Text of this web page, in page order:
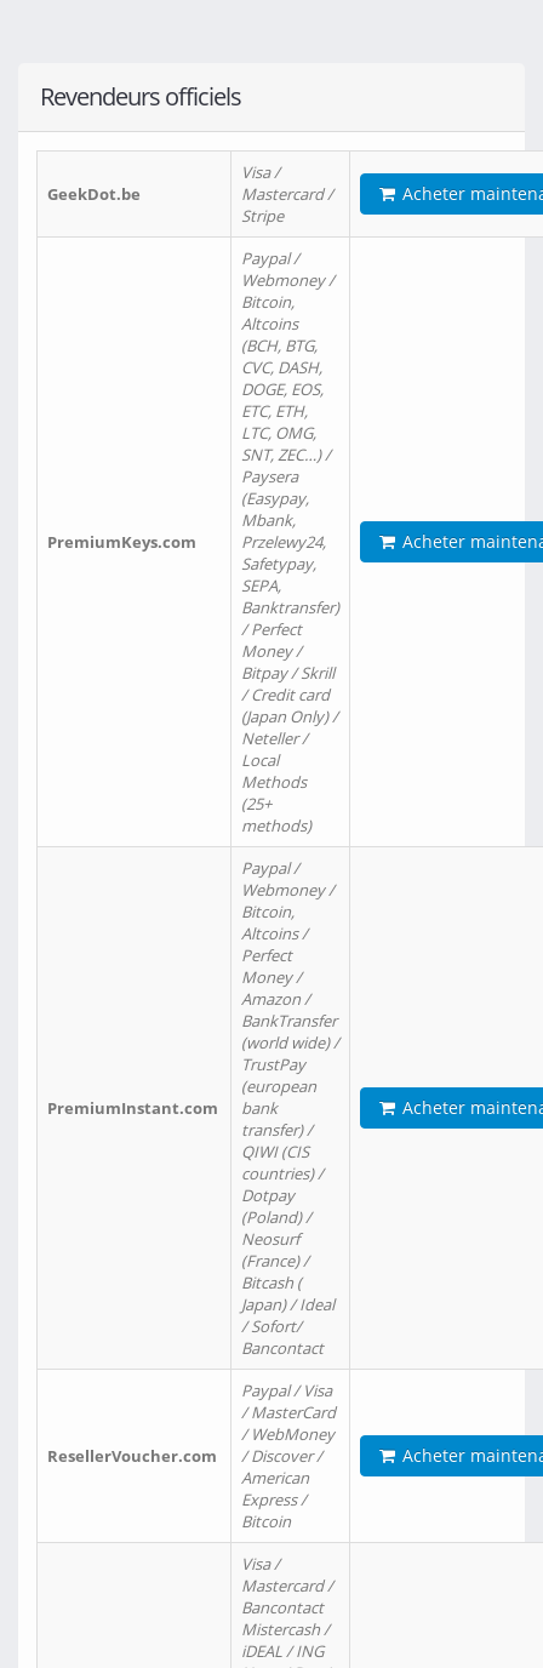
Revendeurs officiels
GeekDot.be
Visa /
Mastercard /
Stripe
Acheter
PremiumKeys.com
Paypal /
Webmoney /
Bitcoin,
Altcoins
(BCH, BTG,
CVC, DASH,
DOGE, EOS,
ETC, ETH,
LTC, OMG,
SNT, ZEC…) /
Paysera
(Easypay,
Mbank,
Przelewy24,
Safetypay,
SEPA,
Banktransfer)
/ Perfect
Money /
Bitpay / Skrill
/ Credit card
(Japan Only) /
Neteller /
Local
Methods
(25+
methods)
Acheter
PremiumInstant.com
Paypal /
Webmoney /
Bitcoin,
Altcoins /
Perfect
Money /
Amazon /
BankTransfer
(world wide) /
TrustPay
(european
bank
transfer) /
QIWI (CIS
countries) /
Dotpay
(Poland) /
Neosurf
(France) /
Bitcash (
Japan) / Ideal
/ Sofort/
Bancontact
Acheter
ResellerVoucher.com
Paypal / Visa
/ MasterCard
/ WebMoney
/ Discover /
American
Express /
Bitcoin
Acheter
Visa /
Mastercard /
Bancontact
Mistercash /
iDEAL / ING